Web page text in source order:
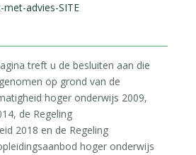
advies-SITE
treft u de besluiten aan die
op grond van de
hoger onderwijs 2009,
de Regeling
2018 en de Regeling
hoger onderwijs